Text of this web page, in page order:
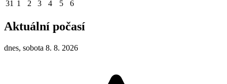
31 1 2 3 4 5 6
Aktuální počasí
dnes, sobota 8. 8. 2026